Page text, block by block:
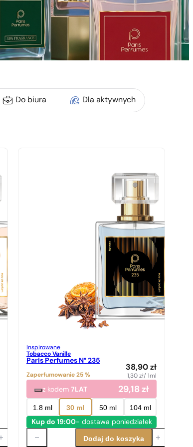
Do biura Dla aktywnych
Inspirowane
Tobacco Vanille
Paris Perfumes N° 235
Zaperfumowanie 25 %
38,90 zł
1,30 zł/ 1ml
z kodem 7LAT 29,18 zł
1.8 ml 30 ml 50 ml 104 ml
Kup do 19:00- dostawa poniedziałek
Dodaj do koszyka